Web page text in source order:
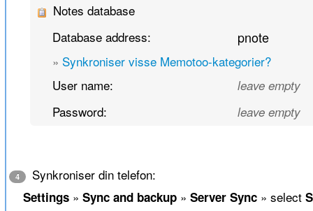
Notes database
Database address:
pnote
» Synkroniser visse Memotoo-kategorier?
User name:
leave empty
Password: leave empty
4 Synkroniser din telefon:
Settings» Sync and backup» Server Sync» select